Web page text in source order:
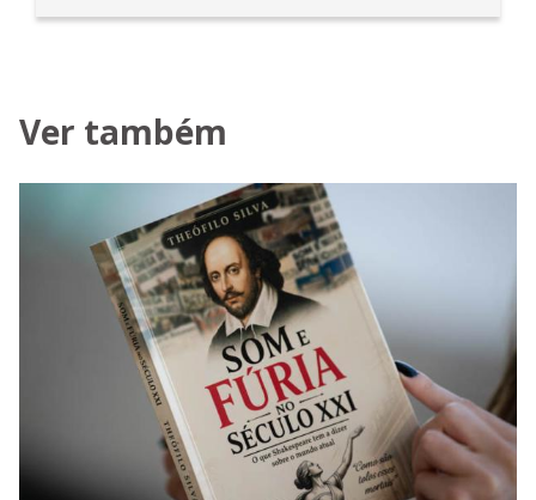
Ver também